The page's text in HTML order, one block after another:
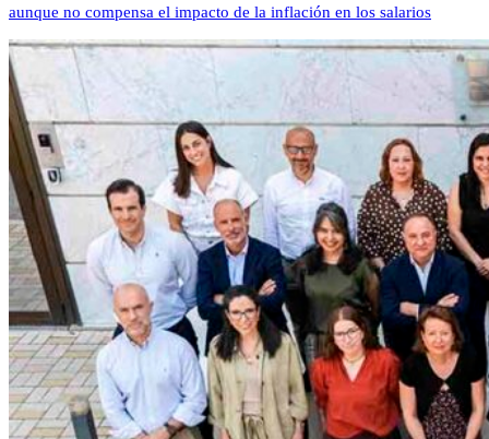
aunque no compensa el impacto de la inflación en los salarios